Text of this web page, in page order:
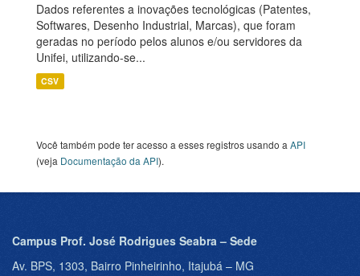
Dados referentes a inovações tecnológicas (Patentes,
Softwares, Desenho Industrial, Marcas), que foram
geradas no período pelos alunos e/ou servidores da
Unifei, utilizando-se...
CSV
Você também pode ter acesso a esses registros usando a API
(veja Documentação da API).
Campus Prof. José Rodrigues Seabra – Sede
Av. BPS, 1303, Bairro Pinheirinho, Itajubá – MG